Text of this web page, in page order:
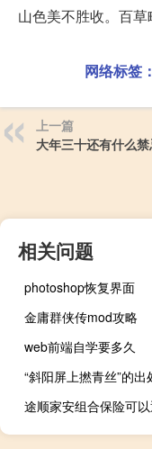
山色美不胜收。百
网络标签：
上一篇
大年三十还有什么
相关问题
photoshop恢复界面
金庸群侠传mod攻略
web前端自学要多久
“斜阳屏上撚青丝”的出
途顺家安组合保险可